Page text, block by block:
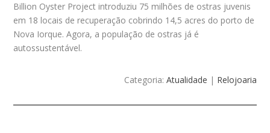
Billion Oyster Project introduziu 75 milhões de ostras juvenis
em 18 locais de recuperação cobrindo 14,5 acres do porto de
Nova Iorque. Agora, a população de ostras já é
autossustentável.
Categoria: Atualidade | Relojoaria